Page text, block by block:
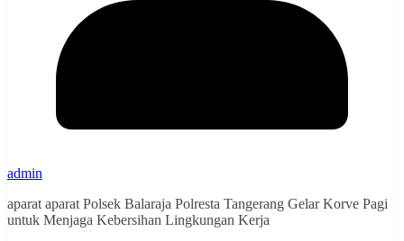
admin
aparat aparat Polsek Balaraja Polresta Tangerang Gelar Korve Pagi
untuk Menjaga Kebersihan Lingkungan Kerja